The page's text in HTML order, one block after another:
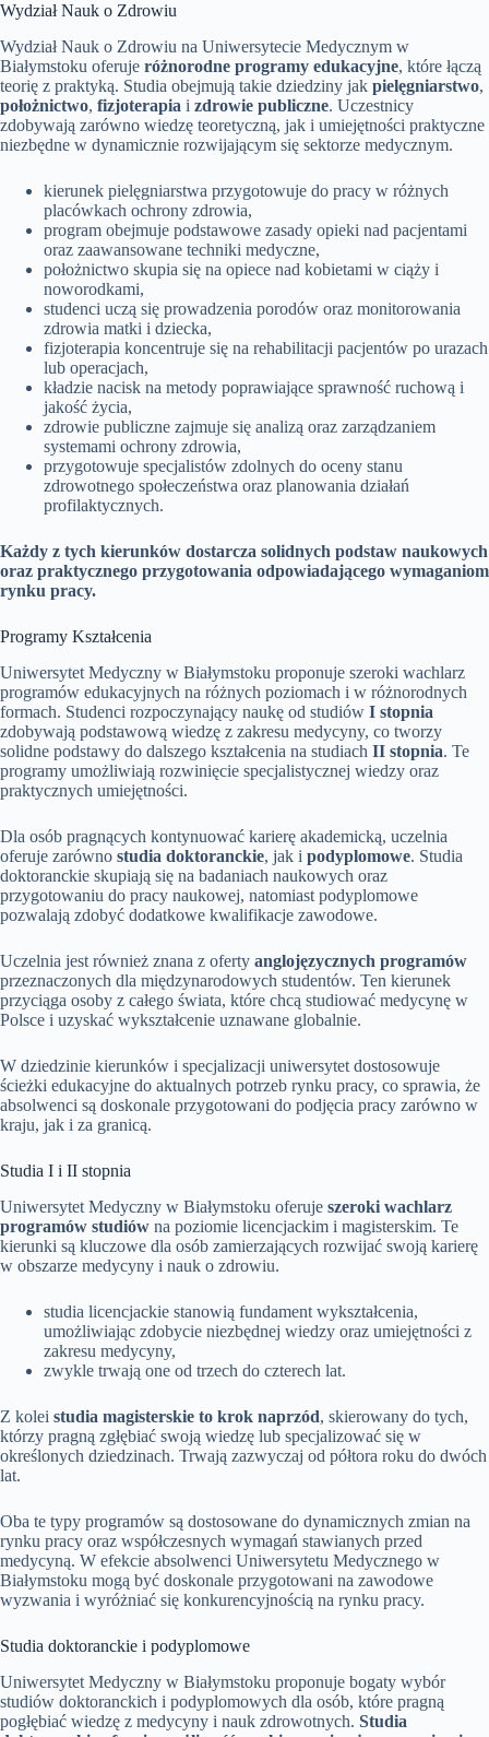
Wydział Nauk o Zdrowiu
Wydział Nauk o Zdrowiu na Uniwersytecie Medycznym w
Białymstoku oferuje różnorodne programy edukacyjne, które łączą
teorię z praktyką. Studia obejmują takie dziedziny jak pielęgniarstwo,
położnictwo, fizjoterapia i zdrowie publiczne. Uczestnicy
zdobywają zarówno wiedzę teoretyczną, jak i umiejętności praktyczne
niezbędne w dynamicznie rozwijającym się sektorze medycznym.
kierunek pielęgniarstwa przygotowuje do pracy w różnych
placówkach ochrony zdrowia,
program obejmuje podstawowe zasady opieki nad pacjentami
oraz zaawansowane techniki medyczne,
położnictwo skupia się na opiece nad kobietami w ciąży i
noworodkami,
studenci uczą się prowadzenia porodów oraz monitorowania
zdrowia matki i dziecka,
fizjoterapia koncentruje się na rehabilitacji pacjentów po urazach
lub operacjach,
kładzie nacisk na metody poprawiające sprawność ruchową i
jakość życia,
zdrowie publiczne zajmuje się analizą oraz zarządzaniem
systemami ochrony zdrowia,
przygotowuje specjalistów zdolnych do oceny stanu
zdrowotnego społeczeństwa oraz planowania działań
profilaktycznych.
Każdy z tych kierunków dostarcza solidnych podstaw naukowych
oraz praktycznego przygotowania odpowiadającego wymaganiom
rynku pracy.
Programy Kształcenia
Uniwersytet Medyczny w Białymstoku proponuje szeroki wachlarz
programów edukacyjnych na różnych poziomach i w różnorodnych
formach. Studenci rozpoczynający naukę od studiów I stopnia
zdobywają podstawową wiedzę z zakresu medycyny, co tworzy
solidne podstawy do dalszego kształcenia na studiach II stopnia. Te
programy umożliwiają rozwinięcie specjalistycznej wiedzy oraz
praktycznych umiejętności.
Dla osób pragnących kontynuować karierę akademicką, uczelnia
oferuje zarówno studia doktoranckie, jak i podyplomowe. Studia
doktoranckie skupiają się na badaniach naukowych oraz
przygotowaniu do pracy naukowej, natomiast podyplomowe
pozwalają zdobyć dodatkowe kwalifikacje zawodowe.
Uczelnia jest również znana z oferty anglojęzycznych programów
przeznaczonych dla międzynarodowych studentów. Ten kierunek
przyciąga osoby z całego świata, które chcą studiować medycynę w
Polsce i uzyskać wykształcenie uznawane globalnie.
W dziedzinie kierunków i specjalizacji uniwersytet dostosowuje
ścieżki edukacyjne do aktualnych potrzeb rynku pracy, co sprawia, że
absolwenci są doskonale przygotowani do podjęcia pracy zarówno w
kraju, jak i za granicą.
Studia I i II stopnia
Uniwersytet Medyczny w Białymstoku oferuje szeroki wachlarz
programów studiów na poziomie licencjackim i magisterskim. Te
kierunki są kluczowe dla osób zamierzających rozwijać swoją karierę
w obszarze medycyny i nauk o zdrowiu.
studia licencjackie stanowią fundament wykształcenia,
umożliwiając zdobycie niezbędnej wiedzy oraz umiejętności z
zakresu medycyny,
zwykle trwają one od trzech do czterech lat.
Z kolei studia magisterskie to krok naprzód, skierowany do tych,
którzy pragną zgłębiać swoją wiedzę lub specjalizować się w
określonych dziedzinach. Trwają zazwyczaj od półtora roku do dwóch
lat.
Oba te typy programów są dostosowane do dynamicznych zmian na
rynku pracy oraz współczesnych wymagań stawianych przed
medycyną. W efekcie absolwenci Uniwersytetu Medycznego w
Białymstoku mogą być doskonale przygotowani na zawodowe
wyzwania i wyróżniać się konkurencyjnością na rynku pracy.
Studia doktoranckie i podyplomowe
Uniwersytet Medyczny w Białymstoku proponuje bogaty wybór
studiów doktoranckich i podyplomowych dla osób, które pragną
pogłębiać wiedzę z medycyny i nauk zdrowotnych. Studia